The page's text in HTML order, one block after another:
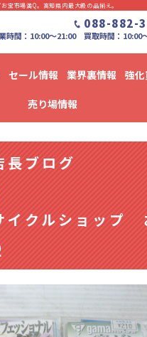
宝市場満Q。⾼知県内最⼤級の品揃え。
088-882-
時間：10:00〜21:00 買取時間：10:00
セール情報 業界裏情報 強
売り場情報
報・リユース情報 ブログ
店長ブロ
編
イクルショップ